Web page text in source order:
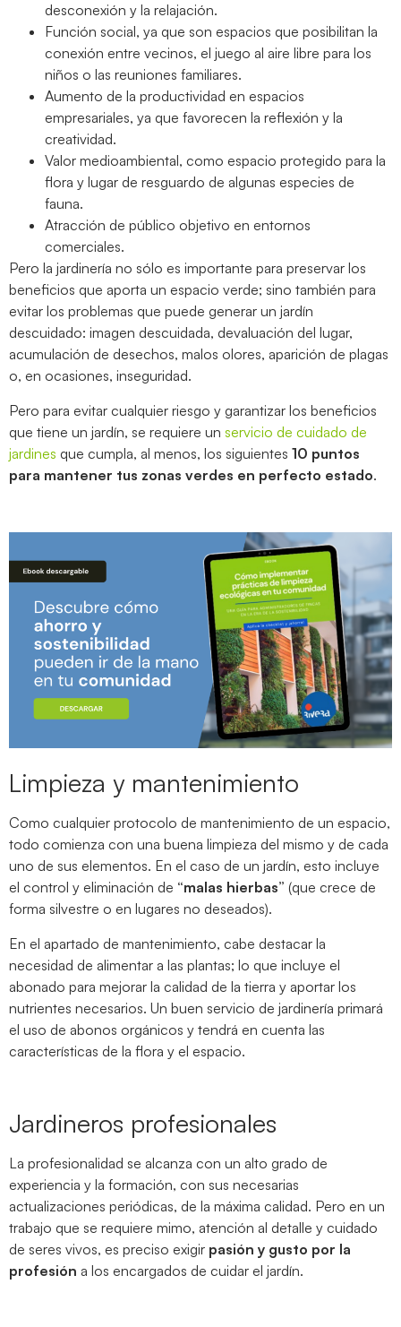
desconexión y la relajación.
Función social, ya que son espacios que posibilitan la
conexión entre vecinos, el juego al aire libre para los
niños o las reuniones familiares.
Aumento de la productividad en espacios
empresariales, ya que favorecen la reflexión y la
creatividad.
Valor medioambiental, como espacio protegido para la
flora y lugar de resguardo de algunas especies de
fauna.
Atracción de público objetivo en entornos
comerciales.
Pero la jardinería no sólo es importante para preservar los
beneficios que aporta un espacio verde; sino también para
evitar los problemas que puede generar un jardín
descuidado: imagen descuidada, devaluación del lugar,
acumulación de desechos, malos olores, aparición de plagas
o, en ocasiones, inseguridad.
Pero para evitar cualquier riesgo y garantizar los beneficios
que tiene un jardín, se requiere un servicio de cuidado de
jardines que cumpla, al menos, los siguientes 10 puntos
para mantener tus zonas verdes en perfecto estado.
Limpieza y mantenimiento
Como cualquier protocolo de mantenimiento de un espacio,
todo comienza con una buena limpieza del mismo y de cada
uno de sus elementos. En el caso de un jardín, esto incluye
el control y eliminación de “malas hierbas” (que crece de
forma silvestre o en lugares no deseados).
En el apartado de mantenimiento, cabe destacar la
necesidad de alimentar a las plantas; lo que incluye el
abonado para mejorar la calidad de la tierra y aportar los
nutrientes necesarios. Un buen servicio de jardinería primará
el uso de abonos orgánicos y tendrá en cuenta las
características de la flora y el espacio.
Jardineros profesionales
La profesionalidad se alcanza con un alto grado de
experiencia y la formación, con sus necesarias
actualizaciones periódicas, de la máxima calidad. Pero en un
trabajo que se requiere mimo, atención al detalle y cuidado
de seres vivos, es preciso exigir pasión y gusto por la
profesión a los encargados de cuidar el jardín.